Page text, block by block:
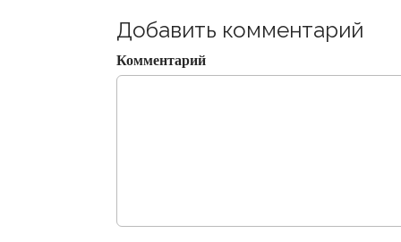
t
n
a
Добавить комментарий
Комментарий